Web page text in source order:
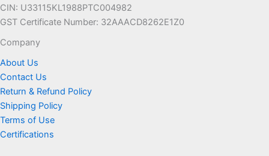
CIN: U33115KL1988PTC004982
GST Certificate Number: 32AAACD8262E1Z0
Company
About Us
Contact Us
Return & Refund Policy
Shipping Policy
Terms of Use
Certifications